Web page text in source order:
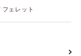
ェレット